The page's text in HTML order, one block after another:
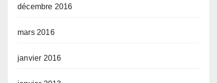
décembre 2016
mars 2016
janvier 2016